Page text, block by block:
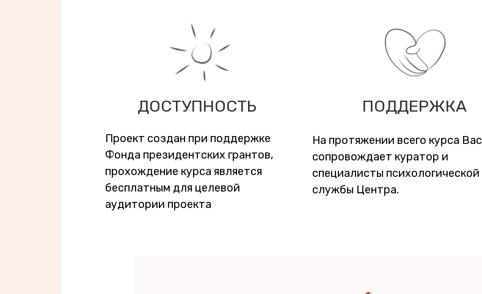
ДОСТУПНОСТЬ ПОДДЕРЖКА
Проект создан при поддержке
Фонда президентских грантов,
прохождение курса является
бесплатным для целевой
аудитории проекта
На протяжении всего курса Вас
сопровождает куратор и
специалисты психологической
службы Центра.